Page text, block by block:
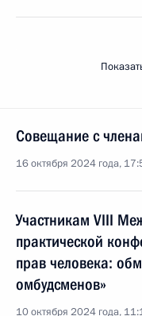
Совещание с
16 октября 2024 года,
Участникам VIII
практической
прав человека:
омбудсменов»
10 октября 2024 года,